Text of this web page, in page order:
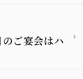
のご宴会はハ